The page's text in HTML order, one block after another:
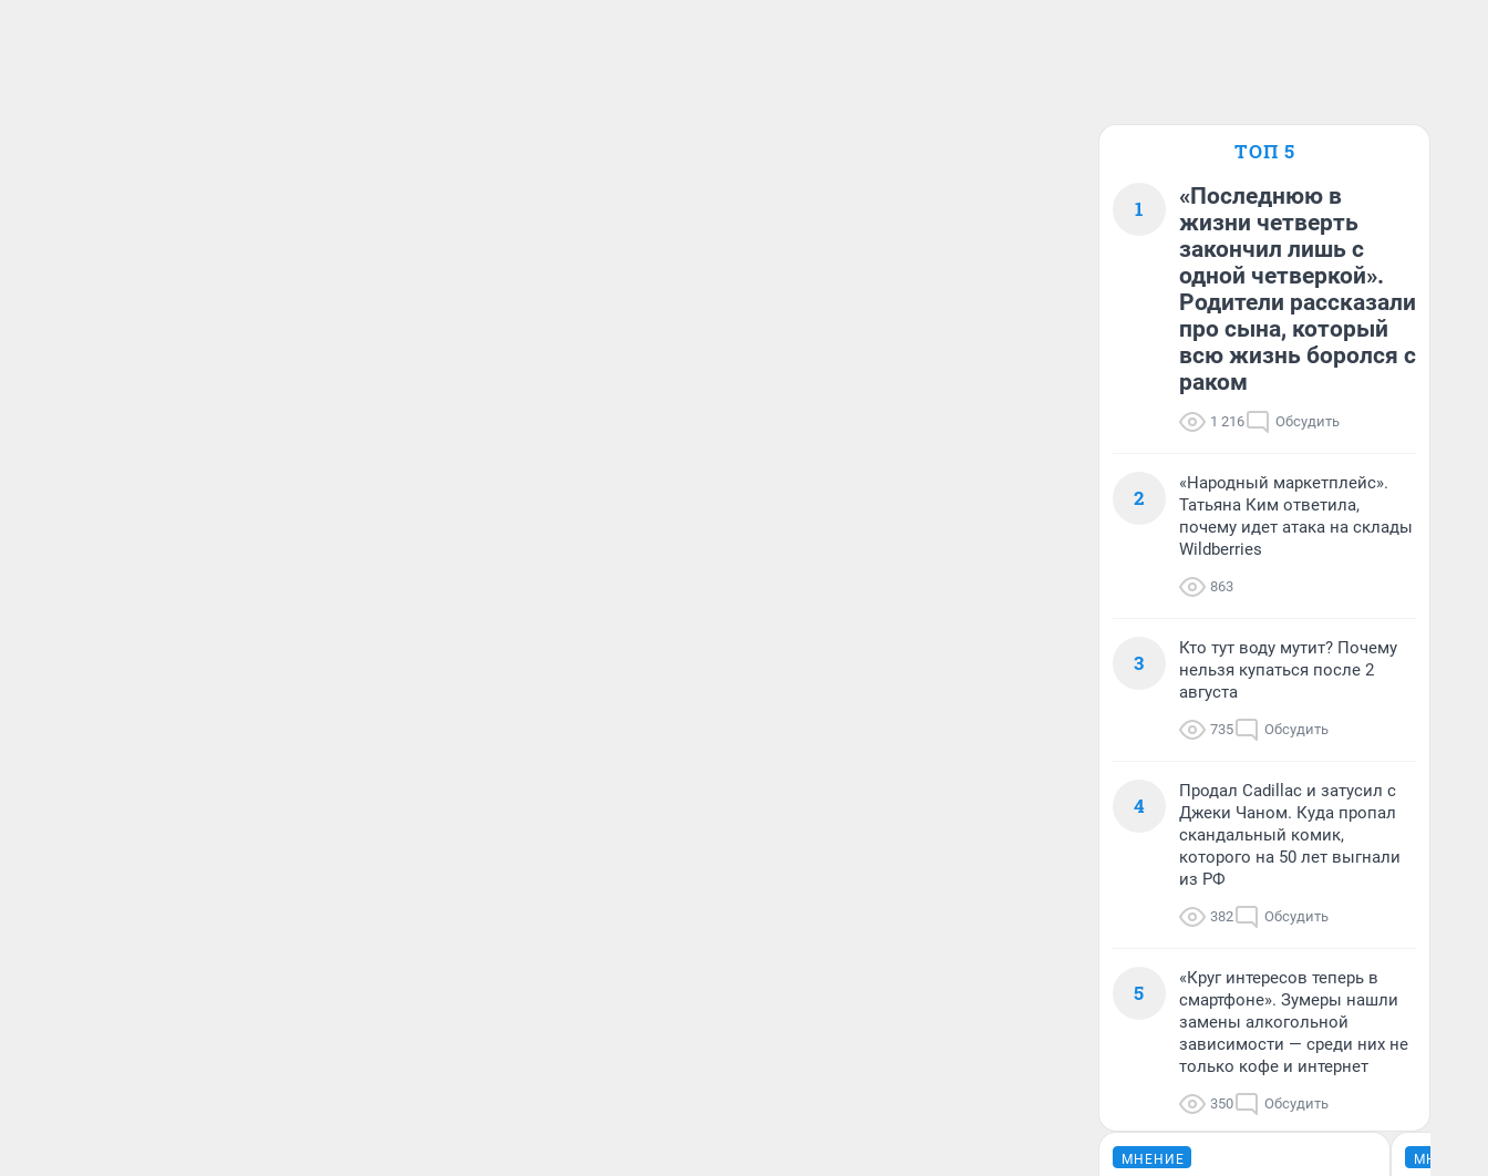
ТОП 5
1
«Последнюю в
жизни четверть
закончил лишь с
одной четверкой».
Родители рассказали
про сына, который
всю жизнь боролся с
раком
1 216 Обсудить
2
«Народный маркетплейс».
Татьяна Ким ответила,
почему идет атака на склады
Wildberries
863
3
Кто тут воду мутит? Почему
нельзя купаться после 2
августа
735 Обсудить
4
Продал Cadillac и затусил с
Джеки Чаном. Куда пропал
скандальный комик,
которого на 50 лет выгнали
из РФ
382 Обсудить
5
«Круг интересов теперь в
смартфоне». Зумеры нашли
замены алкогольной
зависимости — среди них не
только кофе и интернет
350 Обсудить
МНЕНИЕ МНЕНИЕ